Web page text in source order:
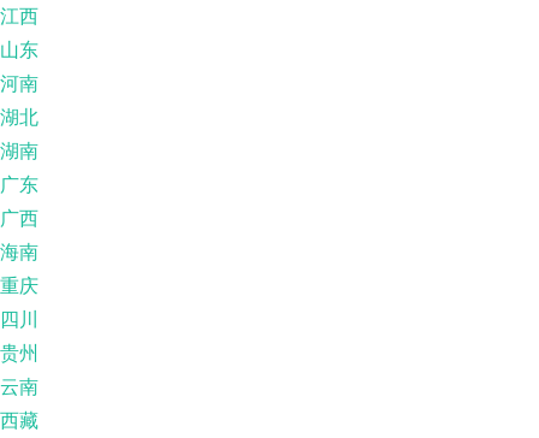
江西
山东
河南
湖北
湖南
广东
广西
海南
重庆
四川
贵州
云南
西藏